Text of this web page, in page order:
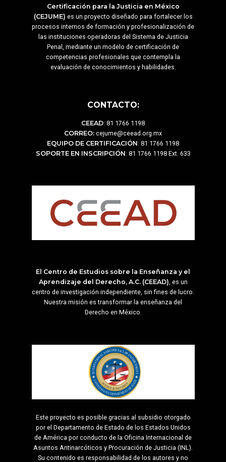
Certificación para la Justicia en México
(CEJUME) es un proyecto diseñado para fortalecer los
procesos internos de formación y profesionalización de
las instituciones operadoras del Sistema de Justicia
Penal, mediante un modelo de certificación de
competencias profesionales que contempla la
evaluación de conocimientos y habilidades.
CONTACTO:
CEEAD: 81 1766 1198
CORREO: cejume@ceead.org.mx
EQUIPO DE CERTIFICACIÓN: 81 1766 1198
SOPORTE EN INSCRIPCIÓN: 81 1766 1198 Ext. 633
El Centro de Estudios sobre la Enseñanza y el
Aprendizaje del Derecho, A.C. (CEEAD), es un
centro de investigación independiente, sin fines de lucro.
Nuestra misión es transformar la enseñanza del
Derecho en México.
Este proyecto es posible gracias al subsidio otorgado
por el Departamento de Estado de los Estados Unidos
de América por conducto de la Oficina Internacional de
Asuntos Antinarcóticos y Procuración de Justicia (INL).
Su contenido es responsabilidad de los autores y no